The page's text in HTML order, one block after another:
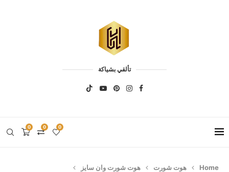
تألقي بشياكة
0 0 0
Home هوت شورت
هوت شورت وان سايز